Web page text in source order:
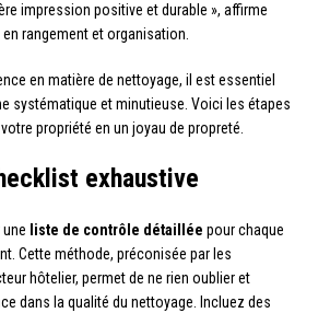
impression positive et durable », affirme
en rangement et organisation.
en matière de nettoyage, il est essentiel
systématique et minutieuse. Voici les étapes
propriété en un joyau de propreté.
exhaustive
liste de contrôle détaillée pour chaque
Cette méthode, préconisée par les
hôtelier, permet de ne rien oublier et
dans la qualité du nettoyage. Incluez des